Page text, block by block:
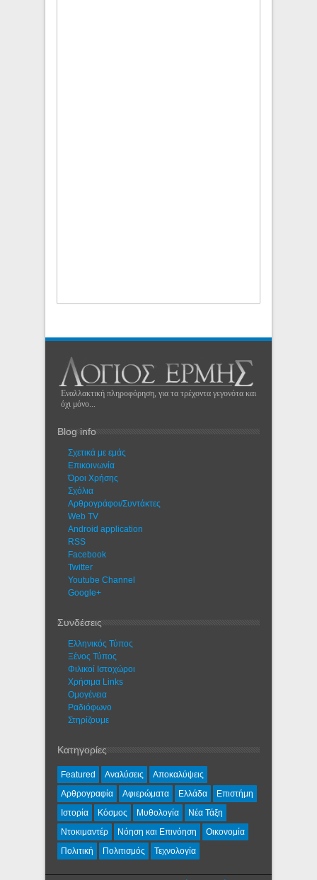
Εναλλακτική πληροφόρηση, για τα τρέχοντα γεγονότα και
όχι μόνο...
Blog info
Σχετικά με εμάς
Eπικοινωνία
Όροι Χρήσης
Σχόλια
Αρθρογράφοι/Συντάκτες
Web TV
Android application
RSS
Facebook
Twitter
Youtube Channel
Google+
Συνδέσεις
Ελληνικός Τύπος
Ξένος Τύπος
Φιλικοί Ιστοχώροι
Χρήσιμα Links
Ομογένεια
Ραδιόφωνο
Στηρίζουμε
Κατηγορίες
Featured Αναλύσεις
Αποκαλύψεις
Αρθρογραφία
Αφιερώματα Ελλάδα
Επιστήμη
Ιστορία
Κόσμος Μυθολογία
Νέα Τάξη
Ντοκιμαντέρ
Νόηση και Επινόηση
Οικονομία
Πολιτική
Πολιτισμός Τεχνολογία